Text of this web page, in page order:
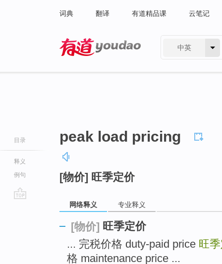
词典 翻译 有道精品课 云笔记
中英
目录
释义
例句
peak load pricing
[物价] 旺季定价
网络释义 专业释义
[物价] 旺季定价
... 完税价格 duty-paid price 旺
格 maintenance price ...